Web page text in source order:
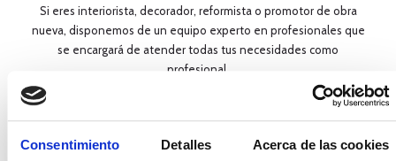
Consentimiento Detalles Acerca de las cookies
Si eres interiorista, decorador, reformista o promotor de obra
nueva, disponemos de un equipo experto en profesionales que
se encargará de atender todas tus necesidades como
profesional.